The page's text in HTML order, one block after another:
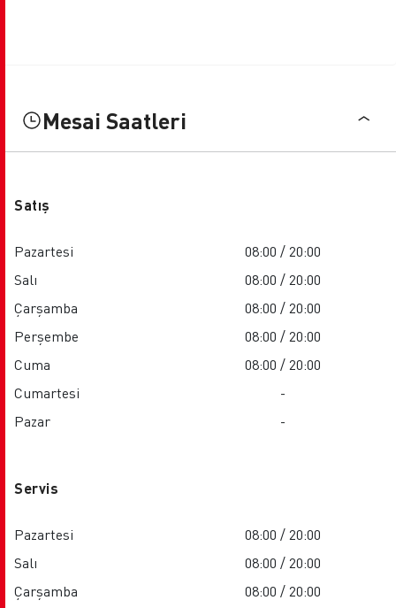
Mesai Saatleri
Satış
Pazartesi
08:00 / 20:00
Salı
08:00 / 20:00
Çarşamba
08:00 / 20:00
Perşembe
08:00 / 20:00
Cuma
08:00 / 20:00
Cumartesi
-
Pazar
-
Servis
Pazartesi
08:00 / 20:00
Salı
08:00 / 20:00
Çarşamba
08:00 / 20:00